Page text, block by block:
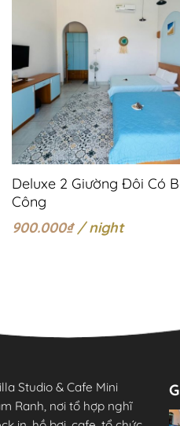
Deluxe 2 Giường Đôi Có
Công
900.000₫/ night
Studio & Cafe Mini
Ranh, nơi tổ hợp nghĩ